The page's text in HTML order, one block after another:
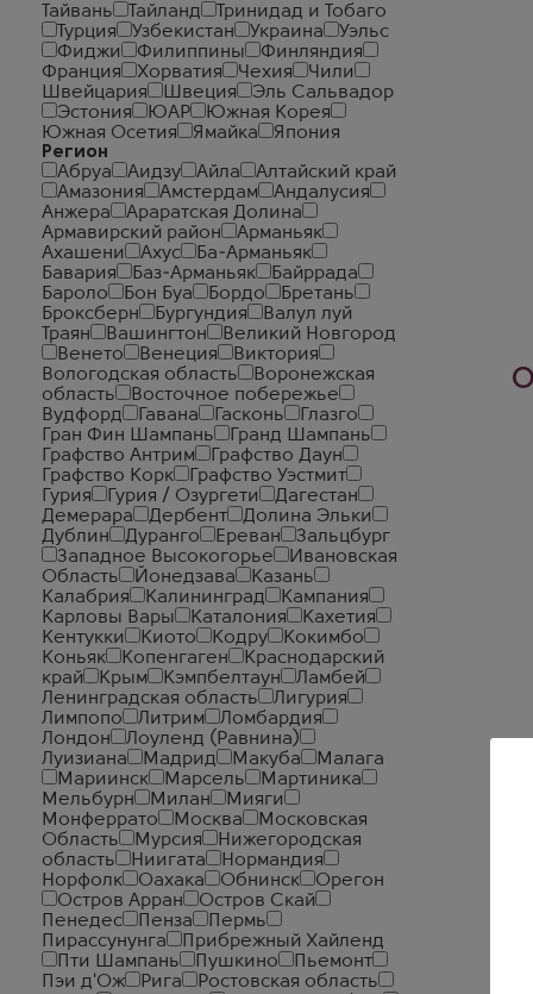
Тайвань
Тайланд
Тринидад и Тобаго
Турция
Узбекистан Украина
Уэльс
Фиджи
Филиппины
Финляндия
Франция
Хорватия Чехия
Чили
Швейцария
Швеция
Эль Сальвадор
Эстония
ЮАР
Южная Корея
Южная Осетия
Ямайка
Япония
Регион
Абруа
Аидзу Айла
Алтайский край
Амазония
Амстердам
Андалусия
Анжера
Араратская Долина
Армавирский район
Арманьяк
Ахашени
Ахус
Ба-Арманьяк
Бавария
Баз-Арманьяк
Байррада
Бароло
Бон Буа Бордо
Бретань
Броксберн
Бургундия
Валул луй
Траян
Вашингтон
Великий Новгород
Венето
Венеция
Виктория
Вологодская область
Воронежская
область
Восточное побережье
Вудфорд
Гавана Гасконь
Глазго
Гран Фин Шампань
Гранд Шампань
Графство Антрим
Графство Даун
Графство Корк
Графство Уэстмит
Гурия
Гурия / Озургети
Дагестан
Демерара
Дербент
Долина Эльки
Дублин
Дуранго Ереван
Зальцбург
Западное Высокогорье
Ивановская
Область
Йонедзава
Казань
Калабрия
Калининград
Кампания
Карловы Вары
Каталония
Кахетия
Кентукки
Киото Кодру
Кокимбо
Коньяк
Копенгаген
Краснодарский
край
Крым Кэмпбелтаун
Ламбей
Ленинградская область
Лигурия
Лимпопо
Литрим
Ломбардия
Лондон
Лоуленд (Равнина)
Луизиана
Мадрид Макуба
Малага
Мариинск
Марсель
Мартиника
Мельбурн
Милан
Мияги
Монферрато
Москва
Московская
Область
Мурсия
Нижегородская
область
Ниигата
Нормандия
Норфолк
Оахака Обнинск
Орегон
Остров Арран
Остров Скай
Пенедес
Пенза
Пермь
Пирассунунга
Прибрежный Хайленд
Пти Шампань
Пушкино
Пьемонт
Пэи д'Ож
Рига
Ростовская область